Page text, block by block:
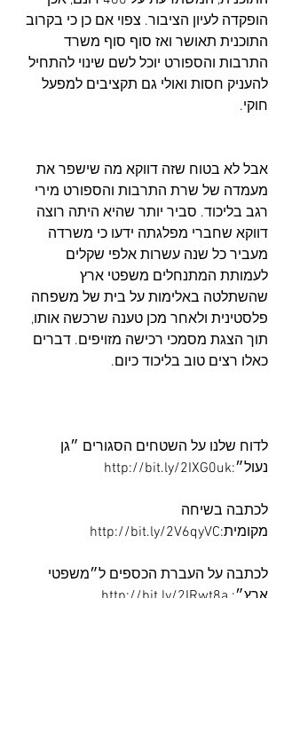
הופקדה לעיון הציבור. צפוי אם כן כי בקרוב
התוכנית תאושר ואז סוף סוף משרד
התרבות והספורט יוכל לשם שינוי להתחיל
להעניק חסות ואולי גם תקציבים למפעל
חוקי.
אבל לא בטוח שזה דווקא מה שישפר את
מעמדה של שרת התרבות והספורט מירי
רגב בליכוד. סביר יותר שהיא היתה רוצה
דווקא שחברי מפלגתה ידעו כי משרדה
מעביר כל שנה עשרות אלפי שקלים
לעמותת המתנחלים משפטי ארץ
שהשתלטה באלימות על בית של משפחה
פלסטינית ולאחר מכן טענה שרכשה אותו,
תוך הצגת מסמכי רכישה מזויפים. דברים
כאלו רצים טוב בליכוד כיום.
לדוח שלנו על השטחים הסגורים ״גן
נעול״:http://bit.ly/2IXG0uk
לכתבה בשיחה
מקומית:http://bit.ly/2V6qyVC
לכתבה על העברת הכספים ל״משפטי
ארץ״: http://bit.ly/2IRwt8a